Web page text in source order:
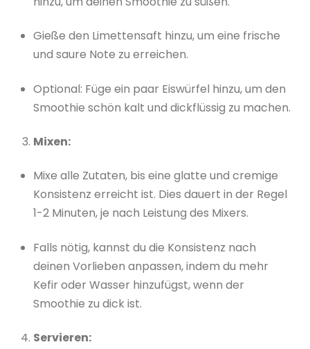
Gieße den Limettensaft hinzu, um eine frische
und saure Note zu erreichen.
Optional: Füge ein paar Eiswürfel hinzu, um den
Smoothie schön kalt und dickflüssig zu machen.
Mixen:
Mixe alle Zutaten, bis eine glatte und cremige
Konsistenz erreicht ist. Dies dauert in der Regel
1-2 Minuten, je nach Leistung des Mixers.
Falls nötig, kannst du die Konsistenz nach
deinen Vorlieben anpassen, indem du mehr
Kefir oder Wasser hinzufügst, wenn der
Smoothie zu dick ist.
Servieren: